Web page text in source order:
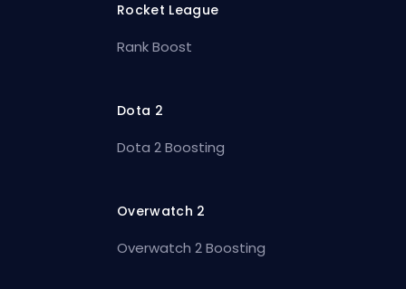
Rocket League
Rank Boost
Dota 2
Dota 2 Boosting
Overwatch 2
Overwatch 2 Boosting